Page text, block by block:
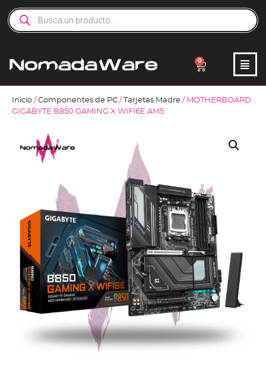
0
Inicio / Componentes de PC / Tarjetas Madre / MOTHERBOARD
GIGABYTE B850 GAMING X WIFI6E AM5